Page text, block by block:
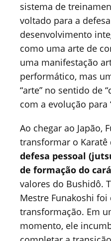
sistema de
voltado para a
desenvolvimento
como uma arte de
uma manifestação
performático, mas
“arte” no sentido de
com a evolução para
Ao chegar ao Japão,
transformar o Karatê
defesa pessoal
de formação do
valores do Bushidô.
Mestre Funakoshi foi
transformação. Em
momento, ele